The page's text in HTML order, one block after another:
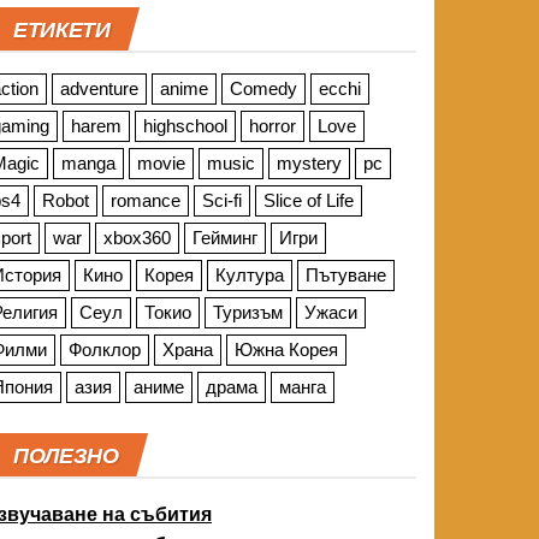
ЕТИКЕТИ
adventure anime Comedy
ecchi
harem highschool horror
Love
manga movie music mystery
pc
Robot romance Sci-fi
Slice of Life
war xbox360 Гейминг
Игри
Кино Корея Култура
Пътуване
Сеул Токио Туризъм
Ужаси
Фолклор Храна
Южна Корея
азия аниме драма манга
ПОЛЕЗНО
на събития